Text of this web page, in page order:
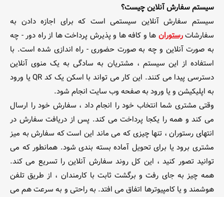
سیستم سفارش آنلاین چیست؟
سیستم سفارش آنلاین سیستمی است که برای اجازه دادن به
سفارشاترستوران ها و کافه ها و پذیرش پرداخت ها از راه دور - چه
به صورت آنلاین و چه به صورت حضوری - راه اندازی شده است. با
استفاده از این سیستم ، مشتریان به سادگی به یک منوی آنلاین
دسترسی پیدا می کنند. این کار می تواند با اسکن یک کد QR یا ورود
به اپلیکیشن و یا ورود به صفحه وب سایت انجام شود.
وقتی مشتری شما انتخاب خود را انجام داد ، سفارش خود را ارسال
می کند و همه را یکجا پرداخت می کند. پس از دریافت سفارش در
انتهای رستوران ، تنها چیزی که می ماند این است که سفارش به میز
مشتری برود یا برای تحویل آماده بسته بندی شود. همانطور که می
توانید تصور کنید ، این کل روند سفارش آنلاین را تسریع می کند.
همه چیز به جای رفت و برگشت ثابت با کارمندان ، از طریق تلفن
هوشمند و یا کامپیوترها اتفاق می افتد. به راحتی و به سرعت هم می